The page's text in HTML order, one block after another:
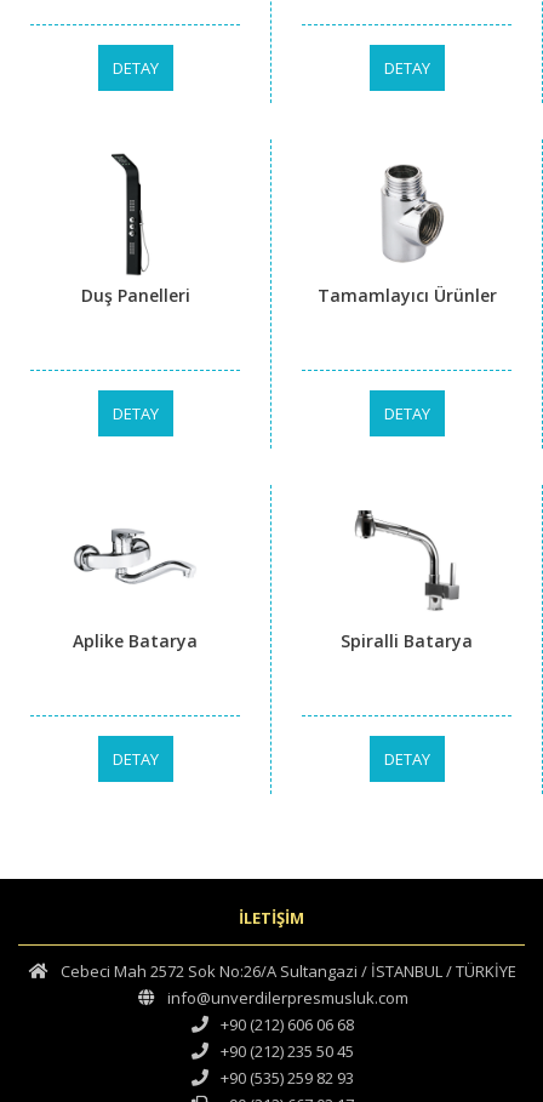
DETAY DETAY
Duş Panelleri
DETAY
Tamamlayıcı Ürünler
DETAY
Aplike Batarya
DETAY
Spiralli Batarya
DETAY
İLETİŞİM
Cebeci Mah 2572 Sok No:26/A Sultangazi / İSTANBUL / TÜRKİYE
info@unverdilerpresmusluk.com
+90 (212) 606 06 68
+90 (212) 235 50 45
+90 (535) 259 82 93